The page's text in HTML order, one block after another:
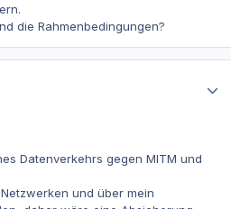
die Rahmenbedingungen?
Datenverkehrs gegen MITM und
und über mein